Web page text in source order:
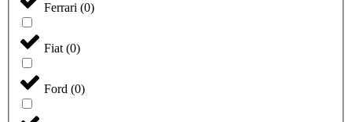
Ferrari (0)
Fiat(0)
Ford (0)